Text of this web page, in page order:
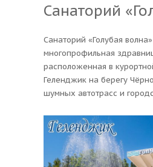
Санаторий
Санаторий «Голубая
многопрофильная
расположенная в
Геленджик на берегу
шумных автотрасс и